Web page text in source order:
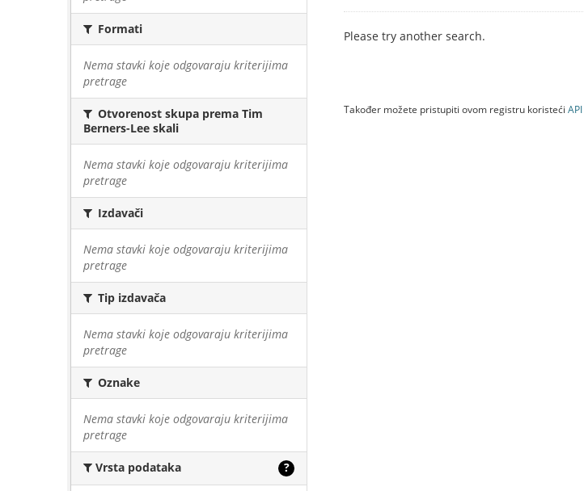
Formati
Nema stavki koje odgovaraju kriterijima
pretrage
Otvorenost skupa prema Tim
Berners-Lee skali
Nema stavki koje odgovaraju kriterijima
pretrage
Izdavači
Nema stavki koje odgovaraju kriterijima
pretrage
Tip izdavača
Nema stavki koje odgovaraju kriterijima
pretrage
Oznake
Nema stavki koje odgovaraju kriterijima
pretrage
Vrsta podataka ?
Please try another search.
Također možete pristupiti ovom registru koristeći API